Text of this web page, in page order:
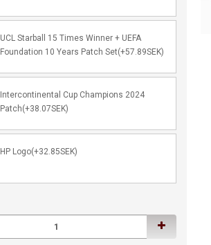
UCL Starball 15 Times Winner + UEFA
Foundation 10 Years Patch Set(+57.89SEK)
Intercontinental Cup Champions 2024
Patch(+38.07SEK)
HP Logo(+32.85SEK)